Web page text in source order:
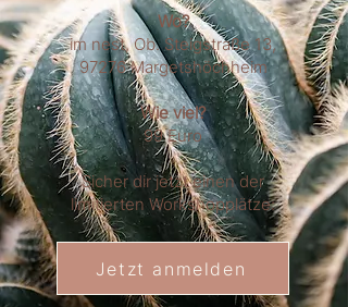
Wo?
im nest, Ob. Steigstraße 13,
97276 Margetshöchheim
Wie viel?
99 Euro
Sicher dir jetzt einen der
limitierten Workshopplätze:
Jetzt anmelden